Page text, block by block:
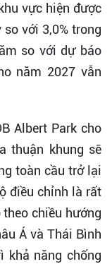
vực hiện được
với 3,0% trong
so với dự báo
năm 2027 vẫn
Albert Park cho
thuận khung sẽ
toàn cầu trở lại
điều chỉnh là rất
chiều hướng
Á và Thái Bình
khả năng chống